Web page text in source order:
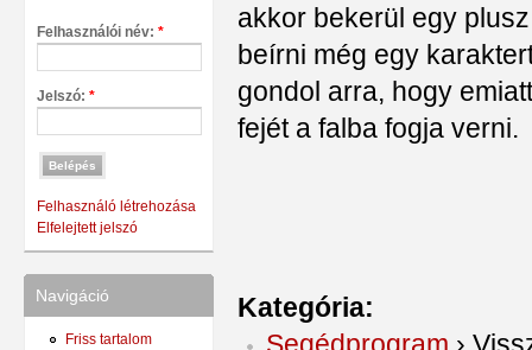
Felhasználói név: *
Jelszó: *
Felhasználó létrehozása
Elfelejtett jelszó
Navigáció
Friss tartalom
akkor bekerül egy
beírni még egy
gondol arra, hogy
fejét a falba fogja verni.
Kategória:
Segédprogram ›